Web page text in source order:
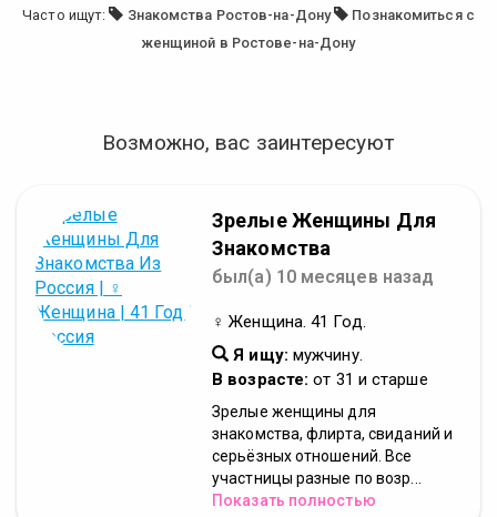
Часто ищут: Знакомства Ростов-на-Дону
Познакомиться с
женщиной в Ростове-на-Дону
Возможно, вас заинтересуют
Зрелые Женщины Для
Знакомства
был(а) 10 месяцев назад
♀ Женщина. 41 Год.
Я ищу: мужчину.
В возрасте: от 31 и старше
Зрелые женщины для
знакомства, флирта, свиданий и
серьёзных отношений. Все
участницы разные по возр...
Показать полностью